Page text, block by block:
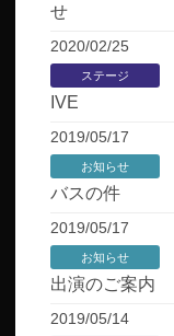
せ
2020/02/25
ステージ
IVE
2019/05/17
お知らせ
バスの件
2019/05/17
お知らせ
出演のご案内
2019/05/14